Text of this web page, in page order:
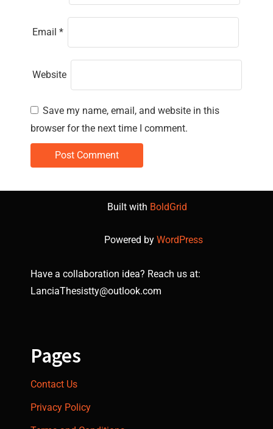
Email *
Website
Save my name, email, and website in this
browser for the next time I comment.
Built with BoldGrid
Powered by WordPress
Have a collaboration idea? Reach us at:
LanciaThesistty@outlook.com
Pages
Contact Us
Privacy Policy